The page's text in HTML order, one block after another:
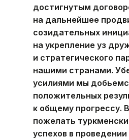
достигнутым
на дальнейшее
созидательных
на укрепление уз
и стратегического
нашими странами.
усилиями мы
положительных
к общему прогрессу.
пожелать
успехов в